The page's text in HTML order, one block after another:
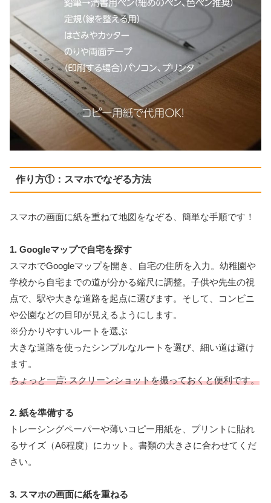
作り方①：スマホでなぞる方法
スマホの画面に紙を重ねて地図をなぞる、簡単な手順です！
1. Googleマップで自宅を探す
スマホでGoogleマップを開き、自宅の住所を入力。幼稚園や
学校から自宅までの道が分かる縮尺に調整。子供や先生の視
点で、駅や大きな道路を起点に選びます。そして、コンビニ
や公園などの目印が見えるようにします。
※分かりやすいルートを選ぶ
大きな道路を使ったシンプルなルートを選び、細い道は避け
ます。
ちょっと一言: スクリーンショットを撮っておくと便利です。
2. 紙を準備する
トレーシングペーパーや薄いコピー用紙を、プリントに貼れ
るサイズ（A6程度）にカット。書類の大きさに合わせてくだ
さい。
3. スマホの画面に紙を重ねる